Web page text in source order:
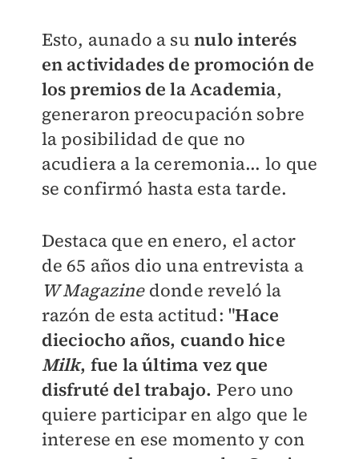
Esto, aunado a sunulo interés
en actividades de promoción de
los premios de la Academia,
generaron preocupación sobre
la posibilidad de que no
acudiera a la ceremonia... lo que
se confirmó hasta esta tarde.
Destaca que en enero, el actor
de 65 años dio una entrevista a
W Magazinedonde reveló la
razón de esta actitud: "Hace
dieciocho años, cuando hice
Milk, fue la última vez que
disfruté del trabajo. Pero uno
quiere participar en algo que le
interese en ese momento y con